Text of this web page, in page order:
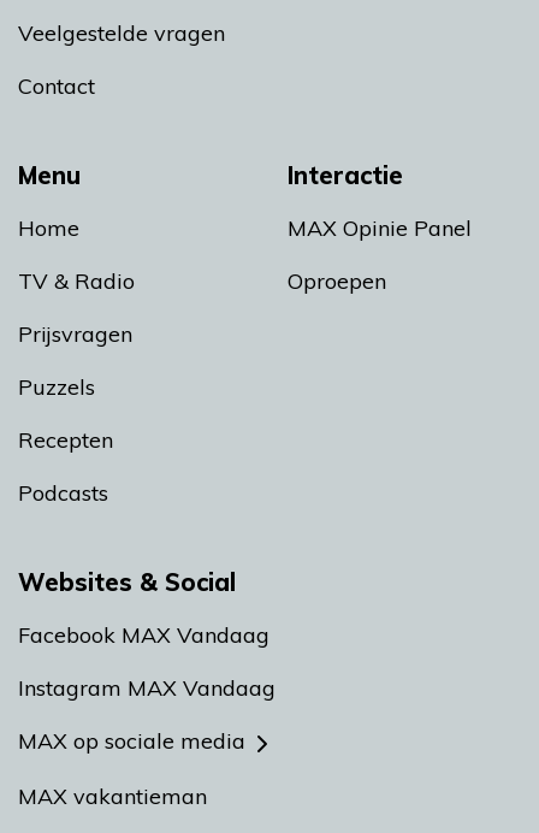
Menu
Home
TV & Radio
Prijsvragen
Puzzels
Recepten
Podcasts
Interactie
MAX Opinie Panel
Oproepen
Veelgestelde vragen
Contact
Websites & Social
Facebook MAX Vandaag
Instagram MAX Vandaag
MAX op sociale media
MAX vakantieman